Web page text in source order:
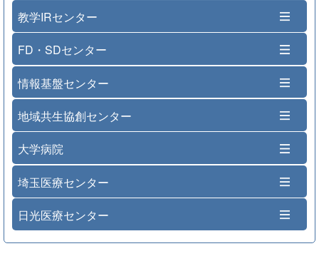
教学IRセンター
FD・SDセンター
情報基盤センター
地域共生協創センター
大学病院
埼玉医療センター
日光医療センター